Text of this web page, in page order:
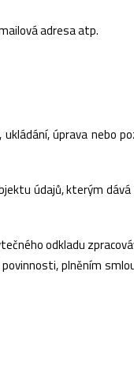
adresa atp.
úprava nebo
údajů, kterým
odkladu
plněním